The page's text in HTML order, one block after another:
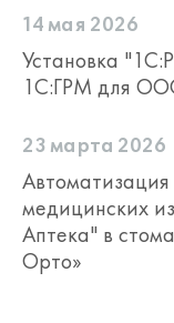
14 мая 2026
Установка
1С:ГРМ для
23 марта 2026
медицинских
Аптека" в
Орто»